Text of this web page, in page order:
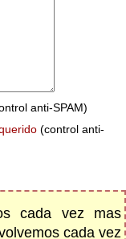
anti-SPAM)
(control anti-
cada vez mas
cada vez